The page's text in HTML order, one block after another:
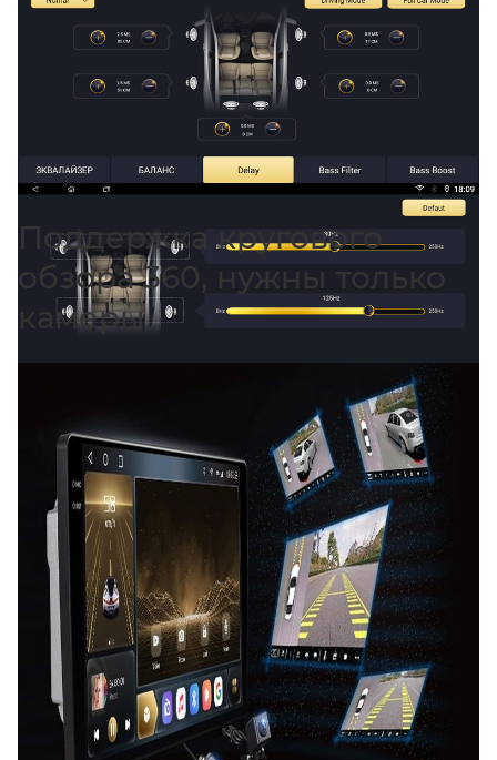
Поддержка кругового
обзора 360, нужны только
камеры